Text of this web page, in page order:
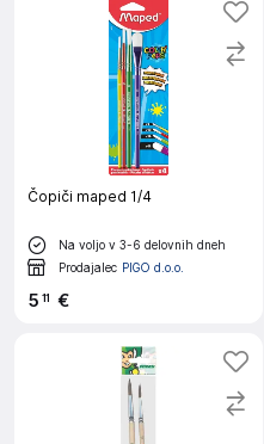
Čopiči maped 1/4
Na voljo v 3-6 delovnih dneh
Prodajalec PIGO d.o.o.
5 11 €